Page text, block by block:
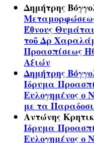
Δημήτρης
Έθνους
τοῦ Δρ
Προασπίσεως
Αξιών
Δημήτρης
Ίδρυμα
Ευλογημένος ο
με τα
Αντώνης
Ίδρυμα
Ευλογημένος ο